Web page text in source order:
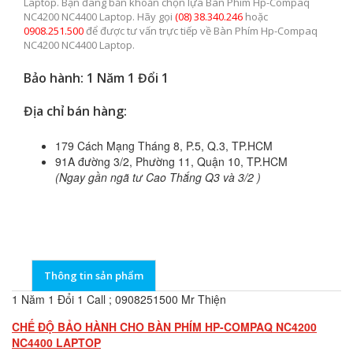
NC4200 NC4400 Laptop. Hãy gọi (08) 38.340.246 hoặc
0908.251.500để được tư vấn trực tiếp về Bàn Phím Hp-Compaq
NC4200 NC4400 Laptop.
Bảo hành: 1 Năm 1 Đổi 1
Địa chỉ bán hàng:
179 Cách Mạng Tháng 8, P.5, Q.3, TP.HCM
91A đường 3/2, Phường 11, Quận 10, TP.HCM
(Ngay gần ngã tư Cao Thắng Q3 và 3/2 )
Thông tin sản phẩm
1 Năm 1 Đổi 1 Call ; 0908251500 Mr Thiện
CHẾ ĐỘ BẢO HÀNH CHO BÀN PHÍM HP-COMPAQ NC4200
NC4400 LAPTOP